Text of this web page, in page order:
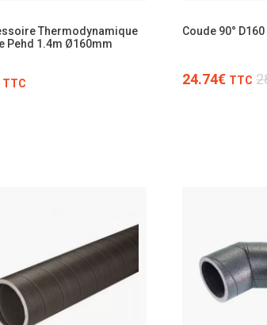
Thermodynamique
Pehd 1.4m Ø160mm
TTC
Coude 90°
24.74€ TTC
TTC TTC